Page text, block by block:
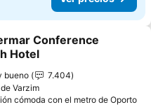
a favoritos
Conference
Hotel
bueno
7.404
Varzim
cómoda con el metro de Oporto